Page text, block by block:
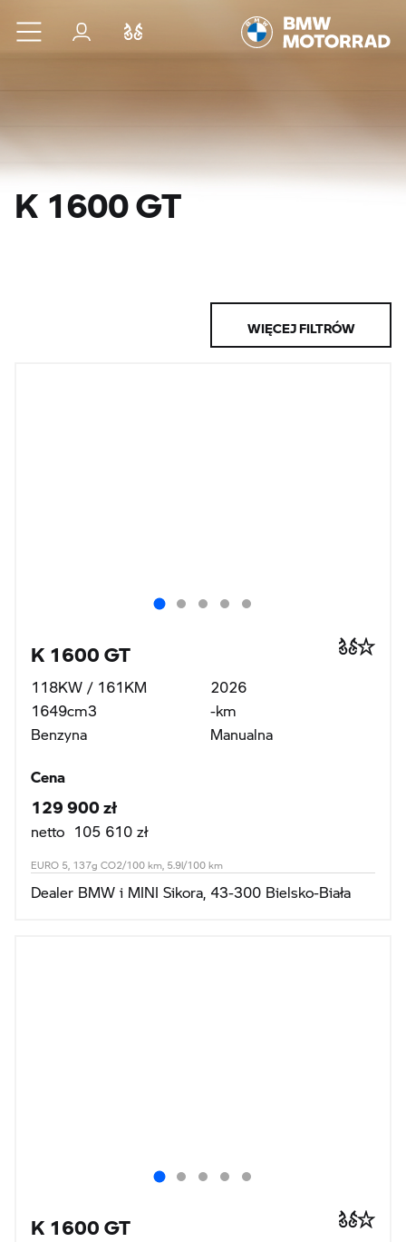
Przejdź do głównej treści
Zaloguj się
K 1600 GT
WIĘCEJ FILTRÓW
K 1600 GT
118KW / 161KM
1649cm3
Benzyna
2026
-km
Manualna
Cena
129 900 zł
netto 105 610 zł
EURO 5, 137g CO2/100 km, 5.9l/100 km
Dealer BMW i MINI Sikora, 43-300 Bielsko-Biała
K 1600 GT